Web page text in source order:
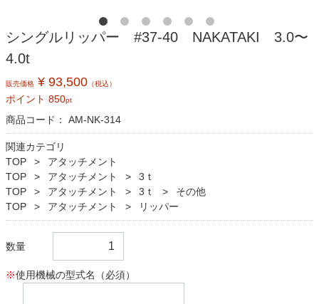
シングルリッパー #37-40 NAKATAKI 3.0〜
4.0t
販売価格 ¥ 93,500 （税込）
ポイント 850pt
商品コード： AM-NK-314
関連カテゴリ
TOP
アタッチメント
TOP
アタッチメント
3ｔ
TOP
アタッチメント 3ｔ
その他
TOP
アタッチメント リッパー
数量
※使用機械の型式名（必須）